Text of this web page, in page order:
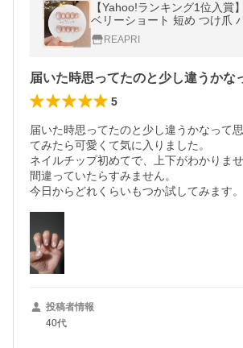
【Yahoo!ランキング1位入賞
ベリーショート 短め つけ爪
REAPRI
5
届いた時思ってたのと少し違うかなって
てみたら可愛くて気に入りました。
ネイルチップ初めてで、上下がわかりま
間違っていたらすみません。
今日からどれくらいもつか試してみます。
投稿者情報
40代